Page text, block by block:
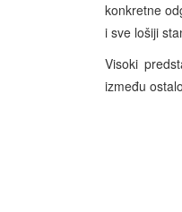
konkretne
i sve lošiji
Visoki
između